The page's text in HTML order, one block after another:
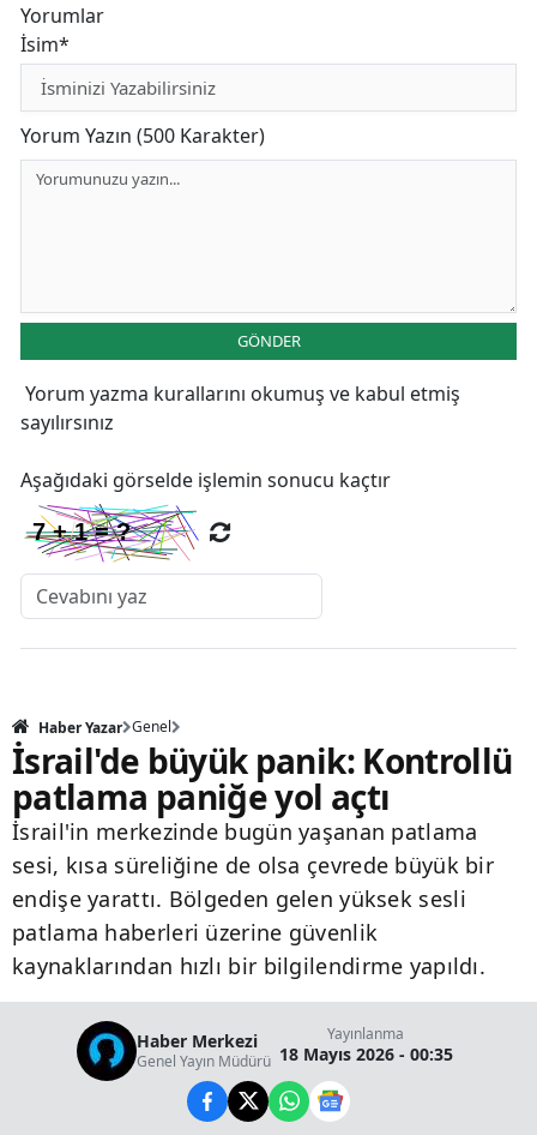
Yorumlar
İsim*
Yorum Yazın (500 Karakter)
GÖNDER
Yorum yazma kurallarını okumuş ve kabul etmiş
sayılırsınız
Aşağıdaki görselde işlemin sonucu kaçtır
Haber Yazar Genel
İsrail'de büyük panik: Kontrollü
patlama paniğe yol açtı
İsrail'in merkezinde bugün yaşanan patlama
sesi, kısa süreliğine de olsa çevrede büyük bir
endişe yarattı. Bölgeden gelen yüksek sesli
patlama haberleri üzerine güvenlik
kaynaklarından hızlı bir bilgilendirme yapıldı.
Haber Merkezi
Genel Yayın Müdürü
Yayınlanma
18 Mayıs 2026 - 00:35